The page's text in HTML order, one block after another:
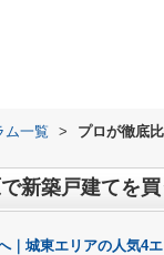
ム一覧 >
プロが徹底
｜城東エリアの人気4エ